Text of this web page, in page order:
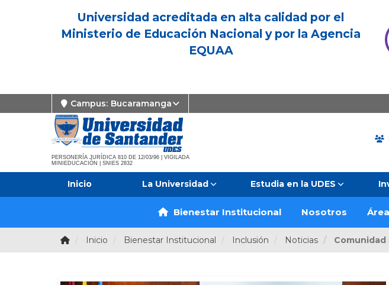
Universidad acreditada en alta calidad por el
Ministerio de Educación Nacional y por la Agencia
EQUAA
Campus: Bucaramanga
PERSONERÍA JURÍDICA 810 DE 12/03/96 | VIGILADA
MINIEDUCACIÓN | SNIES 2832
Inicio La Universidad Estudia en la UDES
Bienestar Institucional Nosotros
Inicio Bienestar Institucional Inclusión Noticias